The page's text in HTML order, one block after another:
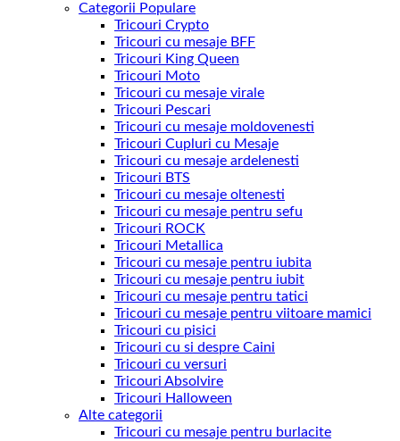
Categorii Populare
Tricouri Crypto
Tricouri cu mesaje BFF
Tricouri King Queen
Tricouri Moto
Tricouri cu mesaje virale
Tricouri Pescari
Tricouri cu mesaje moldovenesti
Tricouri Cupluri cu Mesaje
Tricouri cu mesaje ardelenesti
Tricouri BTS
Tricouri cu mesaje oltenesti
Tricouri cu mesaje pentru sefu
Tricouri ROCK
Tricouri Metallica
Tricouri cu mesaje pentru iubita
Tricouri cu mesaje pentru iubit
Tricouri cu mesaje pentru tatici
Tricouri cu mesaje pentru viitoare mamici
Tricouri cu pisici
Tricouri cu si despre Caini
Tricouri cu versuri
Tricouri Absolvire
Tricouri Halloween
Alte categorii
Tricouri cu mesaje pentru burlacite